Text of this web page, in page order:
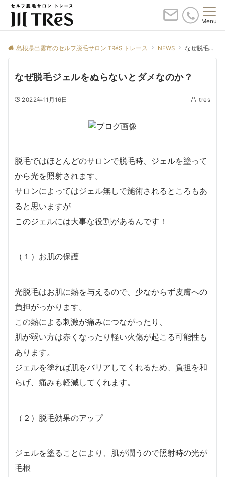
Menu
島根県出雲市のセルフ脱毛サロン TRéS トレース NEWS なぜ脱毛ジェルをぬらないとダメなのか？
なぜ脱毛ジェルをぬらないとダメなのか？
2022年11月16日 tres
脱毛ではほとんどのサロンで脱毛時、ジェルを塗って
から光を照射されます。
サロンによってはジェル無しで施術されるところもあ
ると思いますが
このジェルには大事な役割があるんです！
（１）お肌の保護
光脱毛はお肌に熱を与えるので、少なからず皮膚への
負担がっかります。
この熱による刺激が痛みにつながったり、
肌が弱い方は赤くなったり軽い火傷が起こる可能性も
あります。
ジェルを塗れば肌をバリアしてくれるため、負担を和
らげ、痛みも軽減してくれます。
（２）脱毛効果のアップ
ジェルを塗ることにより、肌が潤うので照射時の光が
毛根